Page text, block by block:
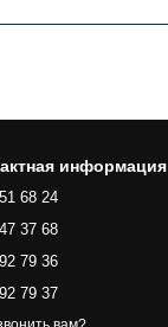
информация
68 24
37 68
79 36
79 37